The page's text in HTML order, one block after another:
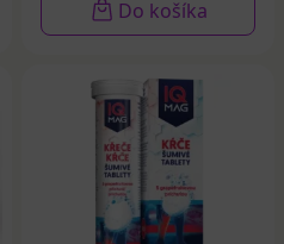
Do košíka